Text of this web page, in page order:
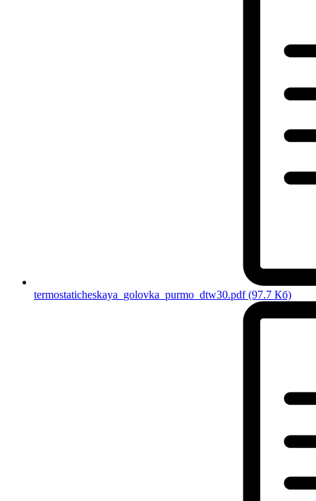
termostaticheskaya_golovka_purmo_dtw30.pdf(97.7 Кб)